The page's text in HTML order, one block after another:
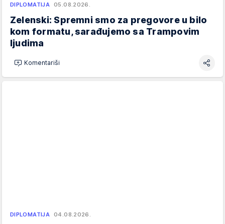
DIPLOMATIJA 05.08.2026.
Zelenski: Spremni smo za pregovore u bilo
kom formatu, sarađujemo sa Trampovim
ljudima
Komentariši
DIPLOMATIJA 04.08.2026.